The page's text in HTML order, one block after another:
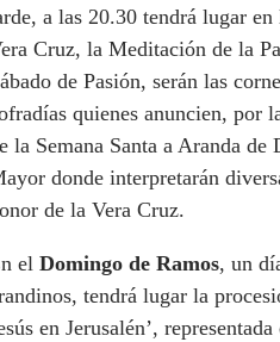
a las 20.30 tendrá lugar
Cruz, la Meditación de la
de Pasión, serán las
quienes anuncien, por
la Semana Santa a Aranda
donde interpretarán
de la Vera Cruz.
el Domingo de Ramos, un
tendrá lugar la
en Jerusalén’,